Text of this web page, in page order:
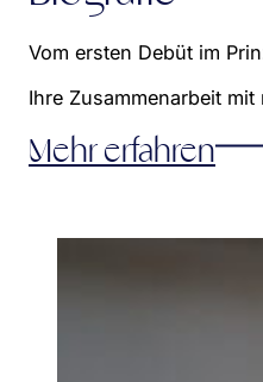
Vom ersten Debüt im
Ihre Zusammenarbeit
Mehr erfahren